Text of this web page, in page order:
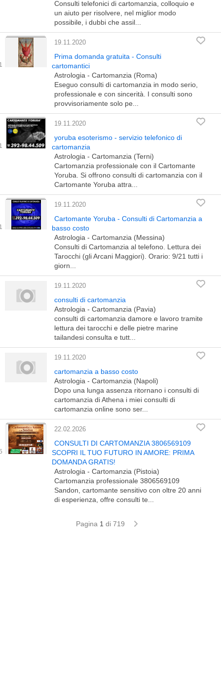
Consulti telefonici di cartomanzia, colloquio e
un aiuto per risolvere, nel miglior modo
possibile, i dubbi che assil...
19.11.2020
Prima domanda gratuita - Consulti
cartomantici
Astrologia - Cartomanzia (Roma)
Eseguo consulti di cartomanzia in modo serio,
professionale e con sincerità. I consulti sono
provvisoriamente solo pe...
19.11.2020
yoruba esoterismo - servizio telefonico di
cartomanzia
Astrologia - Cartomanzia (Terni)
Cartomanzia professionale con il Cartomante
Yoruba. Si offrono consulti di cartomanzia con il
Cartomante Yoruba attra...
19.11.2020
Cartomante Yoruba - Consulti di Cartomanzia a
basso costo
Astrologia - Cartomanzia (Messina)
Consulti di Cartomanzia al telefono. Lettura dei
Tarocchi (gli Arcani Maggiori). Orario: 9/21 tutti i
giorn...
19.11.2020
consulti di cartomanzia
Astrologia - Cartomanzia (Pavia)
consulti di cartomanzia damore e lavoro tramite
lettura dei tarocchi e delle pietre marine
tailandesi consulta e tutt...
19.11.2020
cartomanzia a basso costo
Astrologia - Cartomanzia (Napoli)
Dopo una lunga assenza ritornano i consulti di
cartomanzia di Athena i miei consulti di
cartomanzia online sono ser...
22.02.2026
CONSULTI DI CARTOMANZIA 3806569109
SCOPRI IL TUO FUTURO IN AMORE: PRIMA
DOMANDA GRATIS!
Astrologia - Cartomanzia (Pistoia)
Cartomanzia professionale 3806569109
Sandon, cartomante sensitivo con oltre 20 anni
di esperienza, offre consulti te...
Pagina 1 di 719